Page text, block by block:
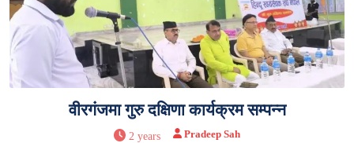
वीरगंजमा गुरु दक्षिणा कार्यक्रम सम्पन्न
2 years Pradeep Sah